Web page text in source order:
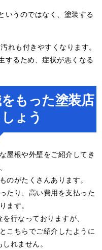
いうのではなく、塗装する
れも付きやすくなります。
するため、症状が悪くなる
もった塗装店
ょう
屋根や外壁をご紹介してき
のがたくさんあります。
たり、高い費用を支払った
ます。
行なっておりますが、
こちらでご紹介したように
れません。